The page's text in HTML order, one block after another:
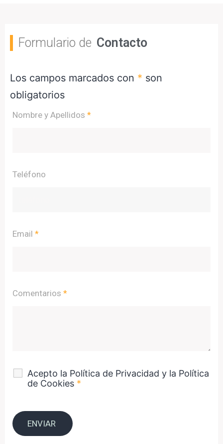
Formulario de Contacto
Los campos marcados con * son
obligatorios
Nombre y Apellidos *
Teléfono
Email *
Comentarios *
Acepto la Política de Privacidad y la Política
de Cookies *